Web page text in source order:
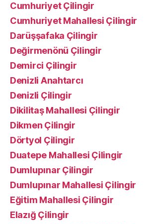
Cumhuriyet Çilingir
Cumhuriyet Mahallesi Çilingir
Darüşşafaka Çilingir
Değirmenönü Çilingir
Demirci Çilingir
Denizli Anahtarcı
Denizli Çilingir
Dikilitaş Mahallesi Çilingir
Dikmen Çilingir
Dörtyol Çilingir
Duatepe Mahallesi Çilingir
Dumlupınar Çilingir
Dumlupınar Mahallesi Çilingir
Eğitim Mahallesi Çilingir
Elazığ Çilingir